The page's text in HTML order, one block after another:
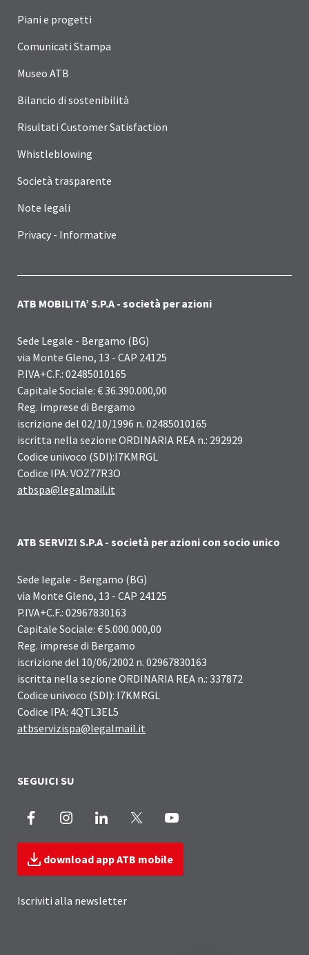
Piani e progetti
Comunicati Stampa
Museo ATB
Bilancio di sostenibilità
Risultati Customer Satisfaction
Whistleblowing
Società trasparente
Note legali
Privacy - Informative
ATB MOBILITA’ S.P.A - società per azioni
Sede Legale - Bergamo (BG)
via Monte Gleno, 13 - CAP 24125
P.IVA+C.F.: 02485010165
Capitale Sociale: € 36.390.000,00
Reg. imprese di Bergamo
iscrizione del 02/10/1996 n. 02485010165
iscritta nella sezione ORDINARIA REA n.: 292929
Codice univoco (SDI):I7KMRGL
Codice IPA: VOZ77R3O
atbspa@legalmail.it
ATB SERVIZI S.P.A - società per azioni con socio unico
Sede legale - Bergamo (BG)
via Monte Gleno, 13 - CAP 24125
P.IVA+C.F.: 02967830163
Capitale Sociale: € 5.000.000,00
Reg. imprese di Bergamo
iscrizione del 10/06/2002 n. 02967830163
iscritta nella sezione ORDINARIA REA n.: 337872
Codice univoco (SDI): I7KMRGL
Codice IPA: 4QTL3EL5
atbservizispa@legalmail.it
SEGUICI SU
Facebook InstagramLinkedIn
download app ATB mobile
Iscriviti alla newsletter